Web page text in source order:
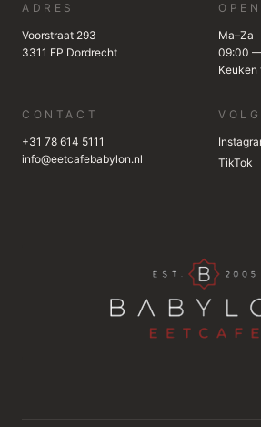
ADRES
Voorstraat 293
3311 EP Dordrecht
Ma–Za
09:00
Keuken
CONTACT
+31 78 614 5111
info@eetcafebabylon.nl
TikTok